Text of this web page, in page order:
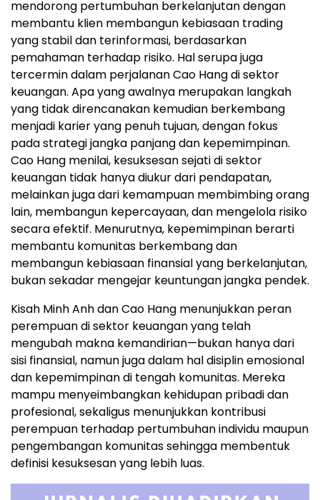
mendorong pertumbuhan berkelanjutan dengan
membantu klien membangun kebiasaan trading
yang stabil dan terinformasi, berdasarkan
pemahaman terhadap risiko. Hal serupa juga
tercermin dalam perjalanan Cao Hang di sektor
keuangan. Apa yang awalnya merupakan langkah
yang tidak direncanakan kemudian berkembang
menjadi karier yang penuh tujuan, dengan fokus
pada strategi jangka panjang dan kepemimpinan.
Cao Hang menilai, kesuksesan sejati di sektor
keuangan tidak hanya diukur dari pendapatan,
melainkan juga dari kemampuan membimbing orang
lain, membangun kepercayaan, dan mengelola risiko
secara efektif. Menurutnya, kepemimpinan berarti
membantu komunitas berkembang dan
membangun kebiasaan finansial yang berkelanjutan,
bukan sekadar mengejar keuntungan jangka pendek.
Kisah Minh Anh dan Cao Hang menunjukkan peran
perempuan di sektor keuangan yang telah
mengubah makna kemandirian—bukan hanya dari
sisi finansial, namun juga dalam hal disiplin emosional
dan kepemimpinan di tengah komunitas. Mereka
mampu menyeimbangkan kehidupan pribadi dan
profesional, sekaligus menunjukkan kontribusi
perempuan terhadap pertumbuhan individu maupun
pengembangan komunitas sehingga membentuk
definisi kesuksesan yang lebih luas.